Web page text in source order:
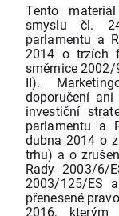
Tento
smyslu čl.
parlamentu a
2014 o trzích
směrnice
II).
doporučení
investiční
parlamentu a
dubna 2014 o
trhu) a o
Rady 2003/6/
2003/125/ES
přenesené
2016, kterým